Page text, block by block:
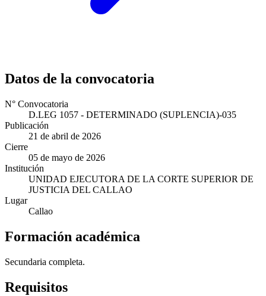
Datos de la convocatoria
N° Convocatoria
D.LEG 1057 - DETERMINADO (SUPLENCIA)-035
Publicación
21 de abril de 2026
Cierre
05 de mayo de 2026
Institución
UNIDAD EJECUTORA DE LA CORTE SUPERIOR DE
JUSTICIA DEL CALLAO
Lugar
Callao
Formación académica
Secundaria completa.
Requisitos